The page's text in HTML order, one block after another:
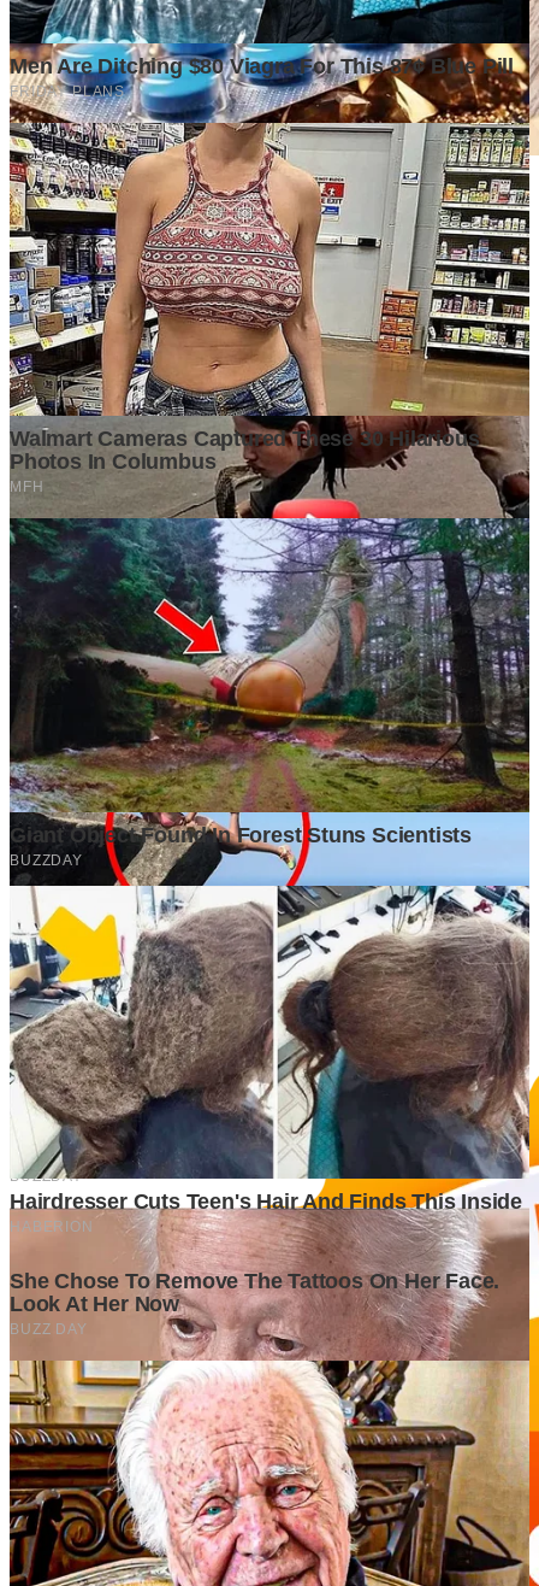
Mengapa Kepemimpinan yang Efektif Menjadi Penentu
Keberhasilan Organisasi?
5 days ago
GrapadiNews
©2026 GrapadiNews. All rights reserved.